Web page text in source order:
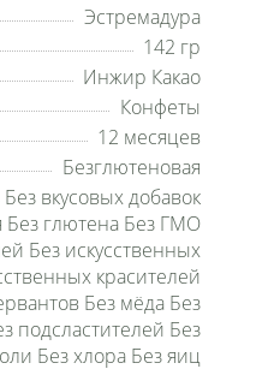
Эстремадура
142 гр
Инжир Какао
Конфеты
12 месяцев
Безглютеновая
вкусовых добавок
Без глютена Без ГМО
Без искусственных
красителей
Без мёда Без
подсластителей Без
Без хлора Без яиц